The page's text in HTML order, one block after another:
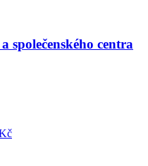
společenského centra